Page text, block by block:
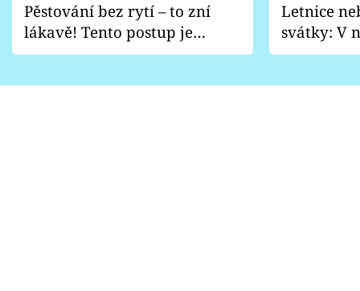
Pěstování bez rytí – to zní
lákavě! Tento postup je
vhodný jen pro některé
Letnice
svátky: V
pondělí